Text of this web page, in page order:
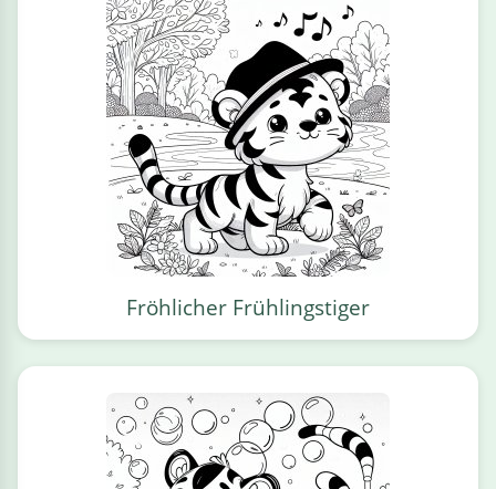
Fröhlicher Frühlingstiger